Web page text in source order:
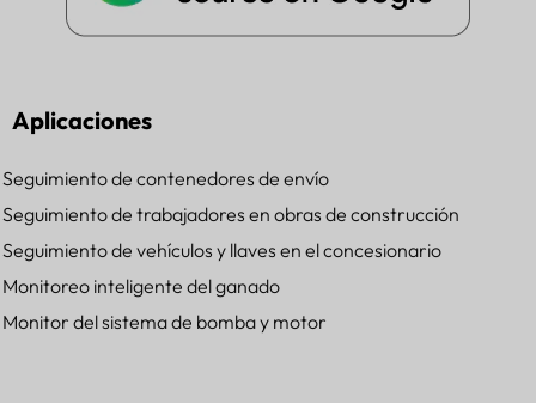
Aplicaciones
Seguimiento de contenedores de envío
Seguimiento de trabajadores en obras de construcción
Seguimiento de vehículos y llaves en el concesionario
Monitoreo inteligente del ganado
Monitor del sistema de bomba y motor